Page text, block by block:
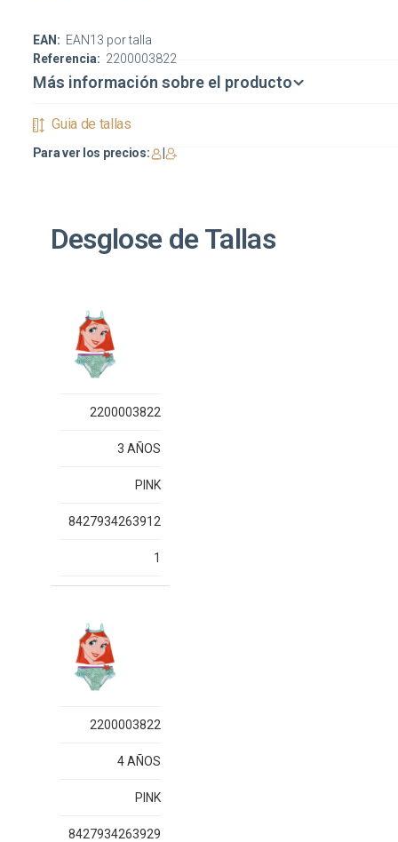
Referencia: 2200003822
EAN: EAN13 por talla
Más información sobre el producto
Guia de tallas
Para ver los precios:
Desglose de Tallas
2200003822
3 AÑOS
PINK
8427934263912
1
2200003822
4 AÑOS
PINK
8427934263929